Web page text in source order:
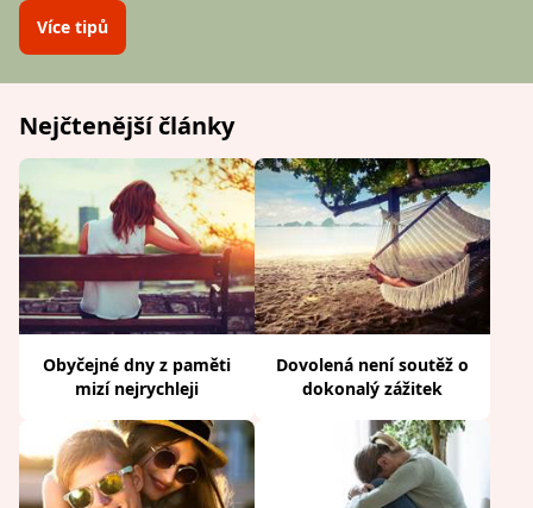
Více tipů
Nejčtenější články
Obyčejné dny z paměti
mizí nejrychleji
Dovolená není soutěž o
dokonalý zážitek